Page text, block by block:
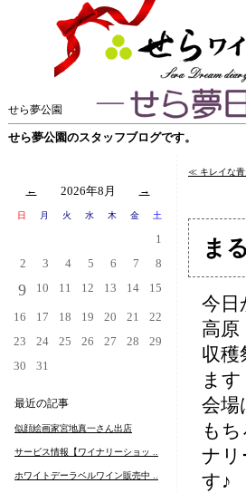
せら夢公園
せら夢公園のスタッフブログです。
← 2026年8月 →
日 月 火 水 木 金 土
1
2
3 4 5 6 7 8
9 10 11 12 13 14 15
16 17 18 19 20 21
22
23
24 25 26 27 28
29
30
31
最近の記事
似顔絵画家宮地真一さん出店
サービス情報【ワイナリーショッ ..
ホワイトデーラベルワイン販売中 ..
≪ キレイな
ま
今日
高
収穫
ま
会場
も
ナリ
す♪